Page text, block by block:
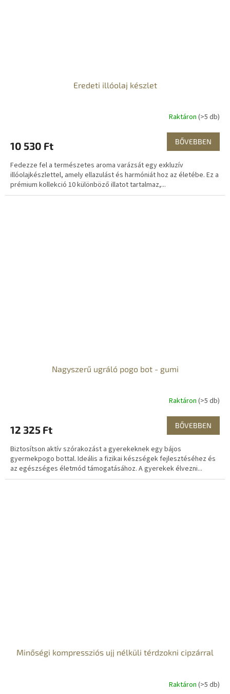
Eredeti illóolaj készlet
Raktáron (>5 db)
10 530 Ft BŐVEBBEN
Fedezze fel a természetes aroma varázsát egy exkluzív
illóolajkészlettel, amely ellazulást és harmóniát hoz az életébe. Ez a
prémium kollekció 10 különböző illatot tartalmaz,...
Nagyszerű ugráló pogo bot - gumi
Raktáron (>5 db)
12 325 Ft BŐVEBBEN
Biztosítson aktív szórakozást a gyerekeknek egy bájos
gyermekpogo bottal. Ideális a fizikai készségek fejlesztéséhez és
az egészséges életmód támogatásához. A gyerekek élvezni...
Minőségi kompressziós ujj nélküli térdzokni cipzárral
Raktáron (>5 db)